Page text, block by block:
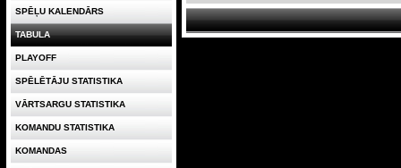
SPĒĻU KALENDĀRS
TABULA
PLAYOFF
SPĒLĒTĀJU STATISTIKA
VĀRTSARGU STATISTIKA
KOMANDU STATISTIKA
KOMANDAS